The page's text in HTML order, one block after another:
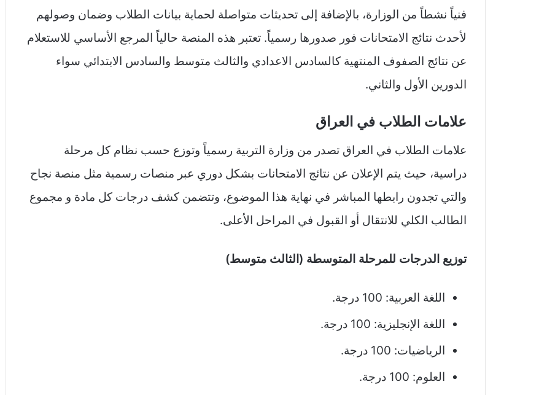
فنياً نشطاً من الوزارة، بالإضافة إلى تحديثات متواصلة لحماية بيانات الطلاب وضمان وصولهم
لأحدث نتائج الامتحانات فور صدورها رسمياً. تعتبر هذه المنصة حالياً المرجع الأساسي للاستعلام
عن نتائج الصفوف المنتهية كالسادس الاعدادي والثالث متوسط والسادس الابتدائي سواء
الدورين الأول والثاني.
علامات الطلاب في العراق
علامات الطلاب في العراق تصدر من وزارة التربية رسمياً وتوزع حسب نظام كل مرحلة
دراسية، حيث يتم الإعلان عن نتائج الامتحانات بشكل دوري عبر منصات رسمية مثل منصة نجاح
والتي تجدون رابطها المباشر في نهاية هذا الموضوع، وتتضمن كشف درجات كل مادة و مجموع
الطالب الكلي للانتقال أو القبول في المراحل الأعلى.
توزيع الدرجات للمرحلة المتوسطة (الثالث متوسط)
اللغة العربية: 100 درجة.
اللغة الإنجليزية: 100 درجة.
الرياضيات: 100 درجة.
العلوم: 100 درجة.